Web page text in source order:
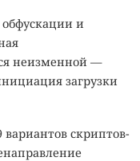
и
неизменной —
загрузки
скриптов-